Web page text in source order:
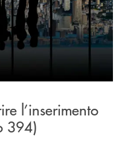
l’inserimento
394)